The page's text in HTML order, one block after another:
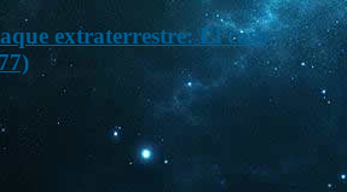
extraterrestre: El caso